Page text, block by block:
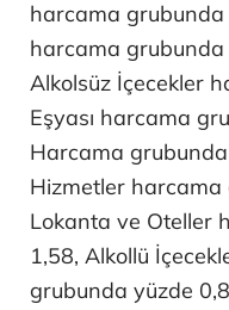
harcama
harcama grubunda
Alkolsüz İçecekler
Eşyası harcama
Harcama
Hizmetler
Lokanta ve Oteller
1,58, Alkollü
grubunda yüzde